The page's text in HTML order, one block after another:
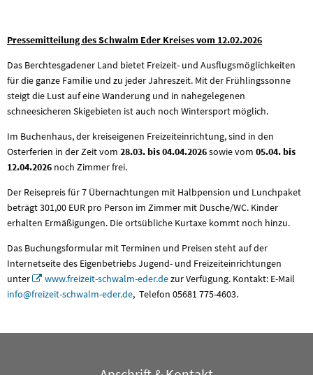
Pressemitteilung des Schwalm Eder Kreises vom 12.02.2026
Das Berchtesgadener Land bietet Freizeit- und Ausflugsmöglichkeiten
für die ganze Familie und zu jeder Jahreszeit. Mit der Frühlingssonne
steigt die Lust auf eine Wanderung und in nahegelegenen
schneesicheren Skigebieten ist auch noch Wintersport möglich.
Im Buchenhaus, der kreiseigenen Freizeiteinrichtung, sind in den
Osterferien in der Zeit vom 28.03. bis 04.04.2026sowie vom 05.04. bis
12.04.2026 noch Zimmer frei.
Der Reisepreis für 7 Übernachtungen mit Halbpension und Lunchpaket
beträgt 301,00 EUR pro Person im Zimmer mit Dusche/WC. Kinder
erhalten Ermäßigungen. Die ortsübliche Kurtaxe kommt noch hinzu.
Das Buchungsformular mit Terminen und Preisen steht auf der
Internetseite des Eigenbetriebs Jugend- und Freizeiteinrichtungen
unter
www.freizeit-schwalm-eder.dezur Verfügung. Kontakt: E-Mail
info@freizeit-schwalm-eder.de, Telefon 05681 775-4603.